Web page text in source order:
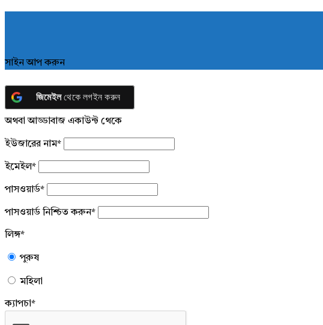
সাইন আপ করুন
জিমেইলথেকে লগইন করুন
অথবা আড্ডাবাজ একাউন্ট থেকে
ইউজারের নাম*
ইমেইল*
পাসওয়ার্ড*
পাসওয়ার্ড নিশ্চিত করুন*
লিঙ্গ*
পুরুষ
মহিলা
ক্যাপচা*